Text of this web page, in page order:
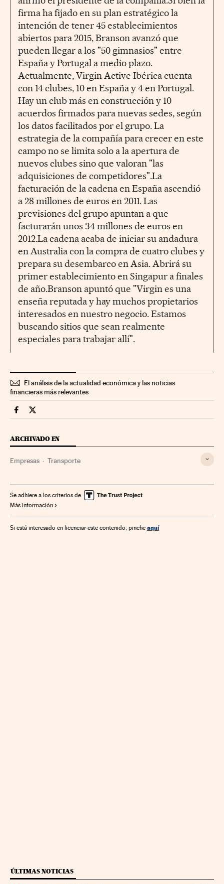
firma ha fijado en su plan estratégico la
intención de tener 45 establecimientos
abiertos para 2015, Branson avanzó que
pueden llegar a los "50 gimnasios" entre
España y Portugal a medio plazo.
Actualmente, Virgin Active Ibérica cuenta
con 14 clubes, 10 en España y 4 en Portugal.
Hay un club más en construcción y 10
acuerdos firmados para nuevas sedes, según
los datos facilitados por el grupo. La
estrategia de la compañía para crecer en este
campo no se limita solo a la apertura de
nuevos clubes sino que valoran "las
adquisiciones de competidores".La
facturación de la cadena en España ascendió
a 28 millones de euros en 2011. Las
previsiones del grupo apuntan a que
facturarán unos 34 millones de euros en
2012.La cadena acaba de iniciar su andadura
en Australia con la compra de cuatro clubes y
prepara su desembarco en Asia. Abrirá su
primer establecimiento en Singapur a finales
de año.Branson apuntó que "Virgin es una
enseña reputada y hay muchos propietarios
interesados en nuestro negocio. Estamos
buscando sitios que sean realmente
especiales para trabajar allí".
El análisis de la actualidad económica y las noticias
financieras más relevantes
Companias Cinco Días en Facebook
Companias Cinco Días en Twitter
ARCHIVADO EN
Empresas Transporte
Se adhiere a los criterios de
Más información
Si está interesado en licenciar este contenido, pinche aquí
ÚLTIMAS NOTICIAS